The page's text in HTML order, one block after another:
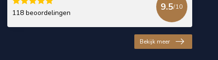
118 beoordelingen
9.5/10
Bekijk meer